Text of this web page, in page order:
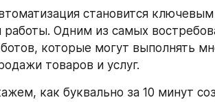
становится
работы. Одним из самых
которые могут выполнять
товаров и услуг.
как буквально за 10 минут